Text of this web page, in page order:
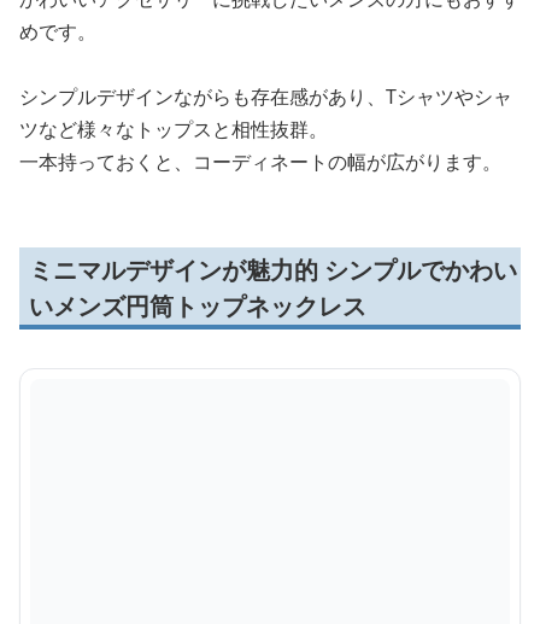
めです。
シンプルデザインながらも存在感があり、Tシャツやシャ
ツなど様々なトップスと相性抜群。
一本持っておくと、コーディネートの幅が広がります。
ミニマルデザインが魅力的 シンプルでかわい
いメンズ円筒トップネックレス